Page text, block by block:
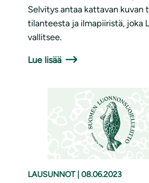
Selvitys antaa kattavan kuvan
tilanteesta ja ilmapiiristä, joka
vallitsee.
Lue lisää
LAUSUNNOT 08.06.2023